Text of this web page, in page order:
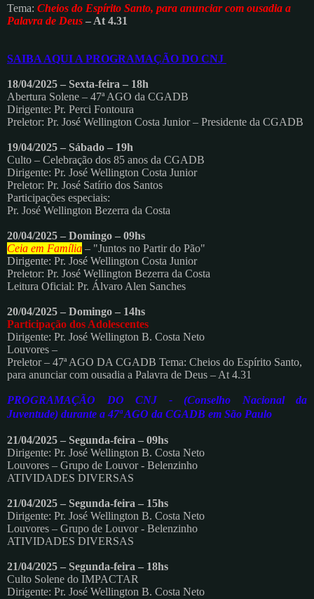
Tema: Cheios do Espírito Santo, para anunciar com ousadia a
Palavra de Deus – At 4.31
SAIBA AQUI A PROGRAMAÇÃO DO CNJ
18/04/2025 – Sexta-feira – 18h
Abertura Solene – 47ª AGO da CGADB
Dirigente: Pr. Perci Fontoura
Preletor: Pr. José Wellington Costa Junior – Presidente da CGADB
19/04/2025 – Sábado – 19h
Culto – Celebração dos 85 anos da CGADB
Dirigente: Pr. José Wellington Costa Junior
Preletor: Pr. José Satírio dos Santos
Participações especiais:
Pr. José Wellington Bezerra da Costa
20/04/2025 – Domingo – 09hs
Ceia em Família – "Juntos no Partir do Pão"
Dirigente: Pr. José Wellington Costa Junior
Preletor: Pr. José Wellington Bezerra da Costa
Leitura Oficial: Pr. Álvaro Alen Sanches
20/04/2025 – Domingo – 14hs
Participação dos Adolescentes
Dirigente: Pr. José Wellington B. Costa Neto
Louvores –
Preletor – 47ª AGO DA CGADB Tema: Cheios do Espírito Santo,
para anunciar com ousadia a Palavra de Deus – At 4.31
PROGRAMAÇÃO DO CNJ- (Conselho Nacional da
Juventude) durante a 47ª AGO da CGADB em São Paulo
21/04/2025 – Segunda-feira – 09hs
Dirigente: Pr. José Wellington B. Costa Neto
Louvores – Grupo de Louvor - Belenzinho
ATIVIDADES DIVERSAS
21/04/2025 – Segunda-feira – 15hs
Dirigente: Pr. José Wellington B. Costa Neto
Louvores – Grupo de Louvor - Belenzinho
ATIVIDADES DIVERSAS
21/04/2025 – Segunda-feira – 18hs
Culto Solene do IMPACTAR
Dirigente: Pr. José Wellington B. Costa Neto